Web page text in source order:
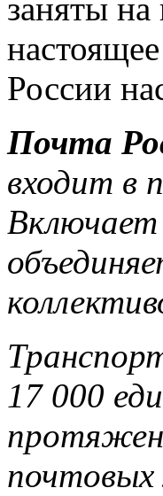
заняты
России
Почта
входит в
Включает
17 000